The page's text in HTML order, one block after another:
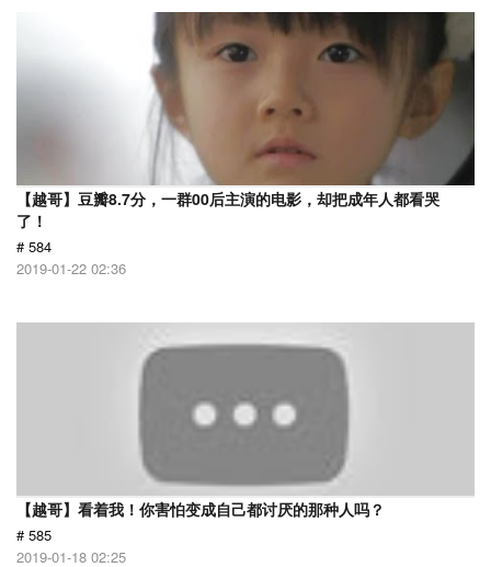
【越哥】豆瓣8.7分，一群00后主演的电影，却把成年人都看哭
了！
# 584
2019-01-22 02:36
【越哥】看着我！你害怕变成自己都讨厌的那种人吗？
# 585
2019-01-18 02:25